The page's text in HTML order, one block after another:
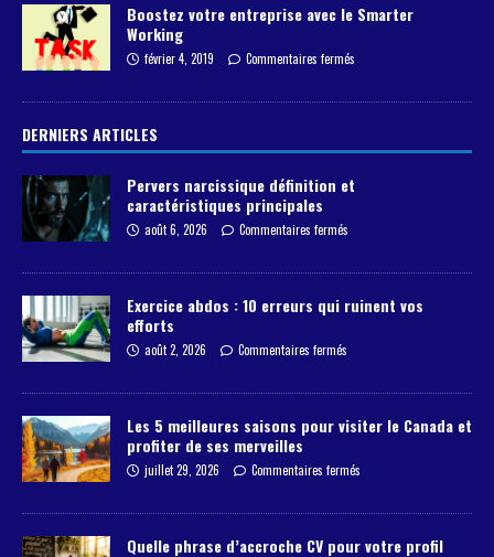
Boostez votre entreprise avec le Smarter
Working
février 4, 2019 Commentaires fermés
DERNIERS ARTICLES
Pervers narcissique définition et
caractéristiques principales
août 6, 2026 Commentaires fermés
Exercice abdos : 10 erreurs qui ruinent vos
efforts
août 2, 2026 Commentaires fermés
Les 5 meilleures saisons pour visiter le Canada et
profiter de ses merveilles
juillet 29, 2026 Commentaires fermés
Quelle phrase d’accroche CV pour votre profil